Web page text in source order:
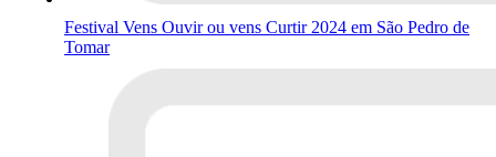
Festival Vens Ouvir ou vens Curtir 2024 em São Pedro de
Tomar